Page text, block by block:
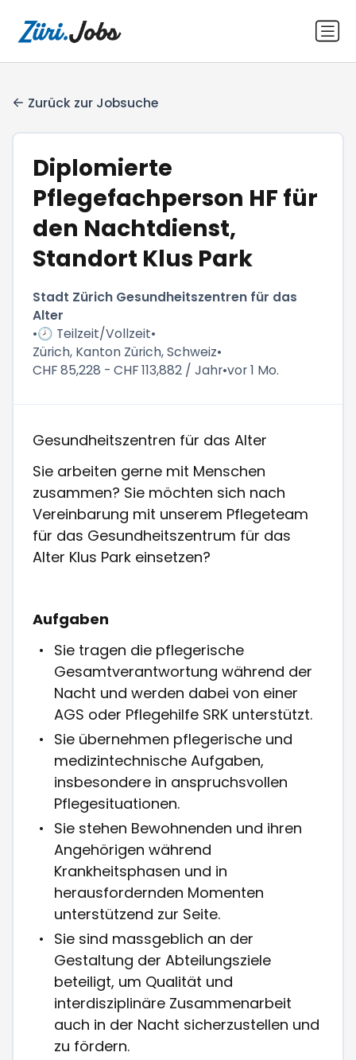
Zurück zur Jobsuche
Diplomierte
Pflegefachperson HF für
den Nachtdienst,
Standort Klus Park
Stadt Zürich Gesundheitszentren für das
Alter
•🕗 Teilzeit/Vollzeit•
Zürich, Kanton Zürich, Schweiz•
CHF 85,228 - CHF 113,882 / Jahr•vor 1 Mo.
Gesundheitszentren für das Alter
Sie arbeiten gerne mit Menschen
zusammen? Sie möchten sich nach
Vereinbarung mit unserem Pflegeteam
für das Gesundheitszentrum für das
Alter Klus Park einsetzen?
Aufgaben
Sie tragen die pflegerische
Gesamtverantwortung während der
Nacht und werden dabei von einer
AGS oder Pflegehilfe SRK unterstützt.
Sie übernehmen pflegerische und
medizintechnische Aufgaben,
insbesondere in anspruchsvollen
Pflegesituationen.
Sie stehen Bewohnenden und ihren
Angehörigen während
Krankheitsphasen und in
herausfordernden Momenten
unterstützend zur Seite.
Sie sind massgeblich an der
Gestaltung der Abteilungsziele
beteiligt, um Qualität und
interdisziplinäre Zusammenarbeit
auch in der Nacht sicherzustellen und
zu fördern.